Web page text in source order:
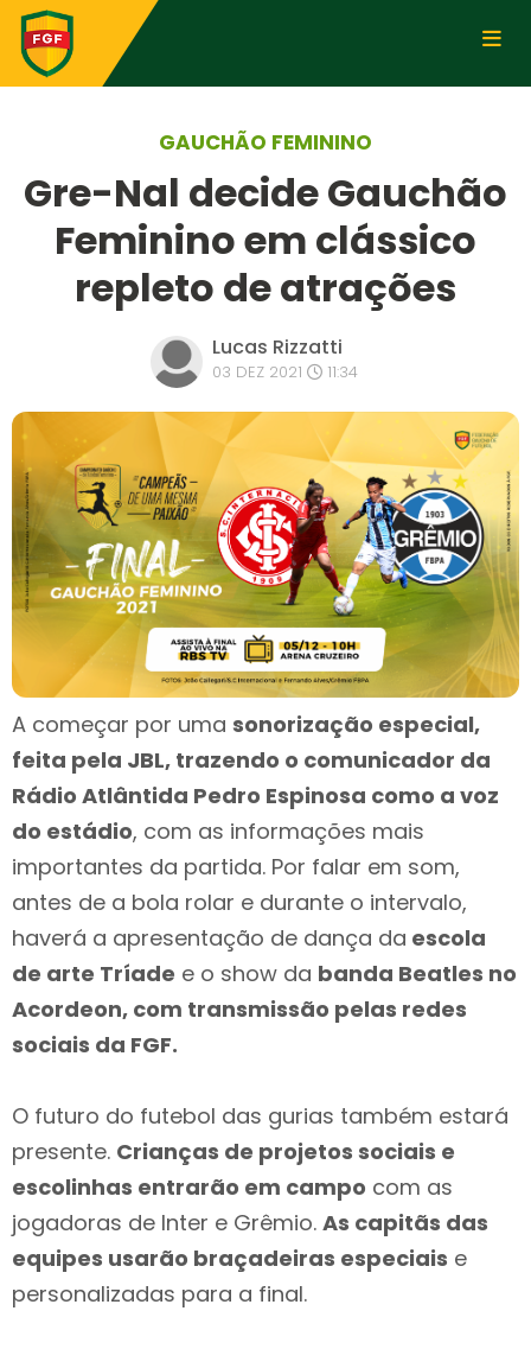
GAUCHÃO FEMININO
Gre-Nal decide Gauchão
Feminino em clássico
repleto de atrações
Lucas Rizzatti
03 DEZ 2021 11:34
A começar por uma sonorização especial,
feita pela JBL, trazendo o comunicador da
Rádio Atlântida Pedro Espinosa como a voz
do estádio, com as informações mais
importantes da partida. Por falar em som,
antes de a bola rolar e durante o intervalo,
haverá a apresentação de dança da escola
de arte Tríade e o show da banda Beatles no
Acordeon, com transmissão pelas redes
sociais da FGF.
O futuro do futebol das gurias também estará
presente. Crianças de projetos sociais e
escolinhas entrarão em campo com as
jogadoras de Inter e Grêmio. As capitãs das
equipes usarão braçadeiras especiais e
personalizadas para a final.